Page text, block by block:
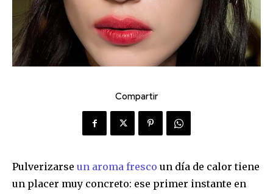
Compartir
Pulverizarse un aroma fresco un día de calor tiene
un placer muy concreto: ese primer instante en